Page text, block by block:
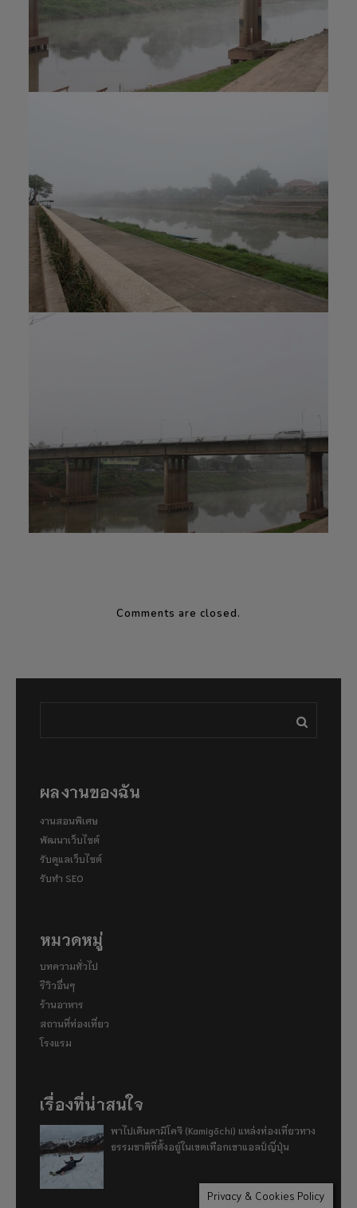
Comments are closed.
ผลงานของฉัน
งานสอนพิเศษ
พัฒนาเว็บไซต์
รับดูแลเว็บไซต์
รับทำ SEO
หมวดหมู่
บทความทั่วไป
รีวิวอื่นๆ
ร้านอาหาร
สถานที่ท่องเที่ยว
โรงแรม
เรื่องที่น่าสนใจ
พาไปเดินคามิโคจิ (Kamigōchi) แหล่งท่องเที่ยวทาง
ธรรมชาติที่ตั้งอยู่ในเขตเทือกเขาแอลป์ญี่ปุ่น
Privacy & Cookies Policy